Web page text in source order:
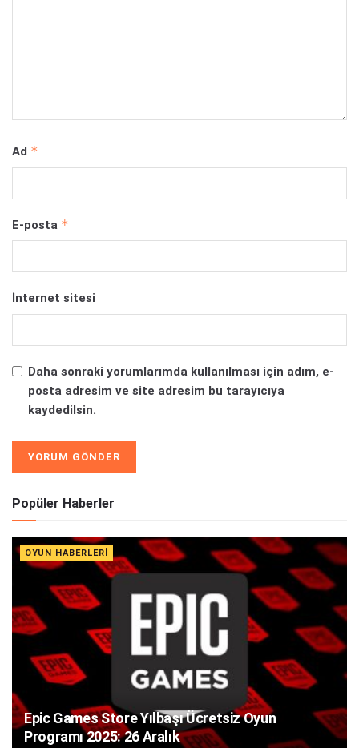
Ad *
E-posta *
İnternet sitesi
Daha sonraki yorumlarımda kullanılması için adım, e-
posta adresim ve site adresim bu tarayıcıya
kaydedilsin.
Alternative:
Popüler Haberler
OYUN HABERLERI
Epic Games Store Yılbaşı Ücretsiz Oyun
Programı 2025: 26 Aralık